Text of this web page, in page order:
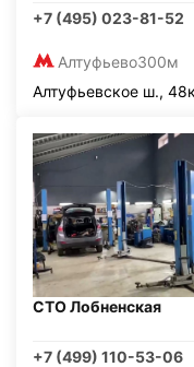
+7 (495) 023-81-52
Алтуфьево300м
Алтуфьевское ш.,
СТО Лобненская
+7 (499) 110-53-06